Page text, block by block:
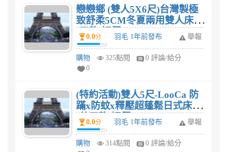
戀戀鄉 (雙人5X6尺)台灣製極
致舒柔5CM冬夏兩用雙人床墊
(三款)評價?
0.0分 羽毛 1年前發布 舉報
購物 325點閱
0 評論/給分
0
(特約活動)雙人5尺-LooCa 防
蹣x防蚊x釋壓超蓬鬆日式床墊
(共三款)評價?
0.0分 羽毛 1年前發布 舉報
購物 314點閱
0 評論/給分